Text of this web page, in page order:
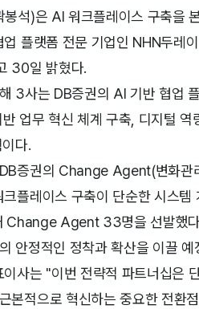
봉석)은 AI 워크플레이스 구축을
플랫폼 전문 기업인 NHN두레
30일 밝혔다.
3사는 DB증권의 AI 기반 협업
업무 혁신 체계 구축, 디지털
다.
증권의 Change Agent(변화관
플레이스 구축이 단순한 시스
Change Agent 33명을 선발했
안정적인 정착과 확산을 이끌 예
사는 "이번 전략적 파트너십은
본적으로 혁신하는 중요한 전환